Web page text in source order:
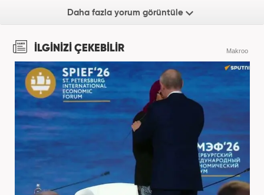
Daha fazla yorum görüntüle
İLGİNİZİ ÇEKEBİLİR Makroo